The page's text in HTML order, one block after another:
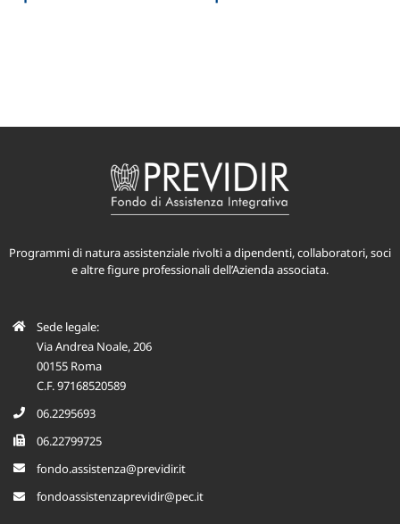
Programmi di natura assistenziale rivolti a dipendenti, collaboratori, soci
e altre figure professionali dell’Azienda associata.
Sede legale:
Via Andrea Noale, 206
00155 Roma
C.F. 97168520589
06.2295693
06.22799725
fondo.assistenza@previdir.it
fondoassistenzaprevidir@pec.it